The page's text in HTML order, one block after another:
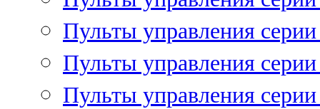
Пульты управления
Пульты управления
Пульты управления